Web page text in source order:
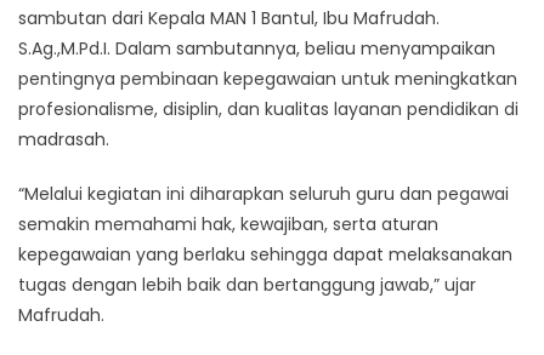
sambutan dari Kepala MAN 1 Bantul, Ibu Mafrudah.
S.Ag.,M.Pd.I. Dalam sambutannya, beliau menyampaikan
pentingnya pembinaan kepegawaian untuk meningkatkan
profesionalisme, disiplin, dan kualitas layanan pendidikan di
madrasah.
“Melalui kegiatan ini diharapkan seluruh guru dan pegawai
semakin memahami hak, kewajiban, serta aturan
kepegawaian yang berlaku sehingga dapat melaksanakan
tugas dengan lebih baik dan bertanggung jawab,” ujar
Mafrudah.